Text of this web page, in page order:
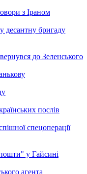
з Іраном
десантну бригаду
до Зеленського
послів
спецоперації
у Гайсині
агента